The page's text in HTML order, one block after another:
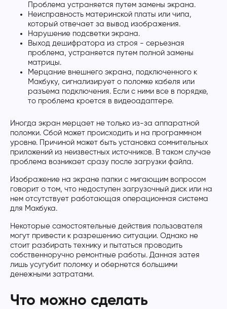
Проблема устраняется путем замены экрана.
Неисправность материнской платы или чипа,
который отвечает за вывод изображения.
Нарушение подсветки экрана.
Выход дешифратора из строя - серьезная
проблема, устраняется путем полной замены
матрицы.
Мерцание внешнего экрана, подключенного к
Макбуку, сигнализирует о поломке кабеля или
разъема подключения. Если с ними все в порядке,
то проблема кроется в видеоадаптере.
Иногда экран мерцает не только из-за аппаратной
поломки. Сбой может происходить и на программном
уровне. Причиной может быть установка сомнительных
приложений из неизвестных источников. В таком случае
проблема возникает сразу после загрузки файла.
Изображение на экране папки с мигающим вопросом
говорит о том, что недоступен загрузочный диск или на
нем отсутствует работающая операционная система
для Макбука.
Некоторые самостоятельные действия пользователя
могут привести к разрешению ситуации. Однако не
стоит разбирать технику и пытаться проводить
собственноручно ремонтные работы. Данная затея
лишь усугубит поломку и обернется большими
денежными затратами.
Что можно сделать